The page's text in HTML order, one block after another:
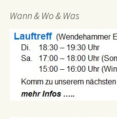
Wann & Wo & Was